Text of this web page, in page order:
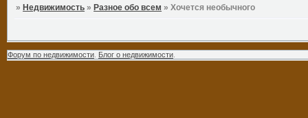
» Недвижимость » Разное обо всем »Хочется необычного
Форум по недвижимости Блог о недвижимости